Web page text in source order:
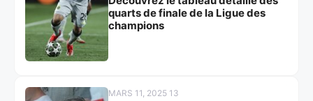
quarts de finale de la Ligue des
champions
MARS 11, 2025 13